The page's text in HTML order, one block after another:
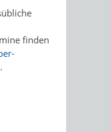
finden
.